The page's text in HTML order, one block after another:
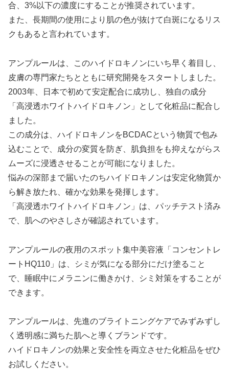
合、3%以下の濃度にすることが推奨されています。
また、長期間の使用により肌の色が抜けて白斑になるリス
クもあると言われています。
アンプルールは、このハイドロキノンにいち早く着目し、
皮膚の専門家たちとともに研究開発をスタートしました。
2003年、日本で初めて安定配合に成功し、独自の成分
「高浸透ホワイトハイドロキノン」として化粧品に配合し
ました。
この成分は、ハイドロキノンをBCDACという物質で包み
込むことで、成分の変質を防ぎ、肌負担をも抑えながらス
ムーズに浸透させることが可能になりました。
悩みの深部まで届いたのちハイドロキノンは安定化物質か
ら解き放たれ、確かな効果を発揮します。
「高浸透ホワイトハイドロキノン」は、パッチテスト済み
で、肌へのやさしさが確認されています。
アンプルールの夜用のスポット集中美容液「コンセントレ
ートHQ110」は、シミが気になる部分にだけ塗ること
で、睡眠中にメラニンに働きかけ、シミ対策をすることが
できます。
アンプルールは、先進のブライトニングケアでみずみずし
く透明感に満ちた肌へと導くブランドです。
ハイドロキノンの効果と安全性を両立させた化粧品をぜひ
お試しください。